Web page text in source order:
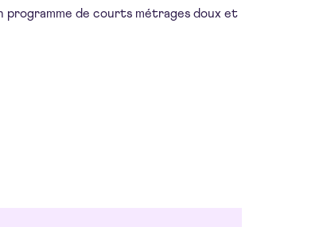
programme de courts métrages doux et